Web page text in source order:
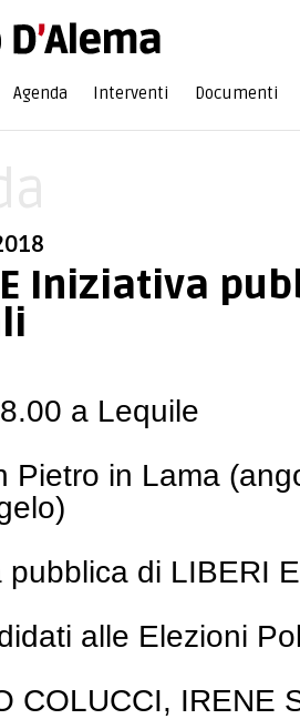
Agenda Interventi Documenti
Iniziativa
a Lequile
Pietro in Lama
pubblica di LIBERI
alle Elezioni
COLUCCI, IRENE